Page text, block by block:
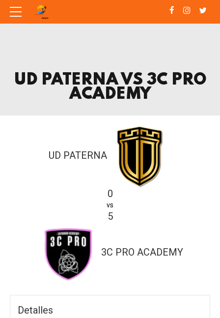
UD PATERNA VS 3C PRO
ACADEMY
UD PATERNA
0
vs
5
3C PRO ACADEMY
Detalles